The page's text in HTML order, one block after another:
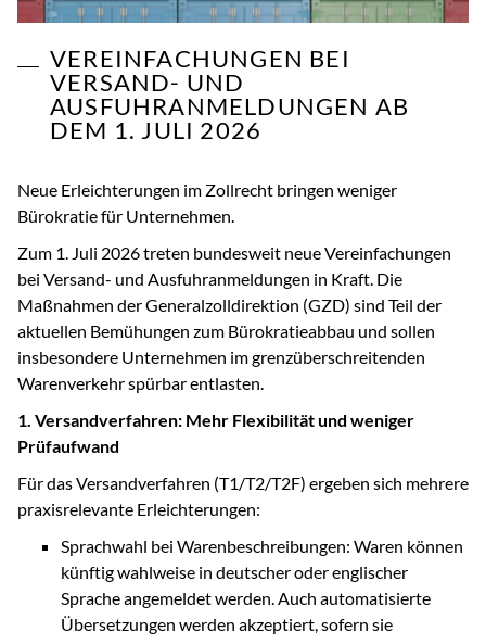
VEREINFACHUNGEN BEI
VERSAND- UND
AUSFUHRANMELDUNGEN AB
DEM 1. JULI 2026
Neue Erleichterungen im Zollrecht bringen weniger
Bürokratie für Unternehmen.
Zum 1. Juli 2026 treten bundesweit neue Vereinfachungen
bei Versand- und Ausfuhranmeldungen in Kraft. Die
Maßnahmen der Generalzolldirektion (GZD) sind Teil der
aktuellen Bemühungen zum Bürokratieabbau und sollen
insbesondere Unternehmen im grenzüberschreitenden
Warenverkehr spürbar entlasten.
1. Versandverfahren: Mehr Flexibilität und weniger
Prüfaufwand
Für das Versandverfahren (T1/T2/T2F) ergeben sich mehrere
praxisrelevante Erleichterungen:
Sprachwahl bei Warenbeschreibungen: Waren können
künftig wahlweise in deutscher oder englischer
Sprache angemeldet werden. Auch automatisierte
Übersetzungen werden akzeptiert, sofern sie